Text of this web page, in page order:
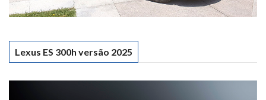
Lexus ES 300h versão 2025